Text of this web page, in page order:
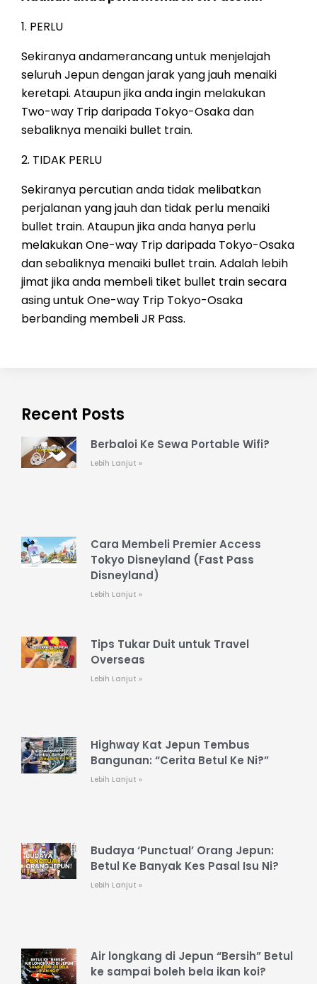
1. PERLU
Sekiranya andamerancang untuk menjelajah
seluruh Jepun dengan jarak yang jauh menaiki
keretapi. Ataupun jika anda ingin melakukan
Two-way Trip daripada Tokyo-Osaka dan
sebaliknya menaiki bullet train.
2. TIDAK PERLU
Sekiranya percutian anda tidak melibatkan
perjalanan yang jauh dan tidak perlu menaiki
bullet train. Ataupun jika anda hanya perlu
melakukan One-way Trip daripada Tokyo-Osaka
dan sebaliknya menaiki bullet train. Adalah lebih
jimat jika anda membeli tiket bullet train secara
asing untuk One-way Trip Tokyo-Osaka
berbanding membeli JR Pass.
Recent Posts
Berbaloi Ke Sewa Portable Wifi?
Lebih Lanjut »
Cara Membeli Premier Access
Tokyo Disneyland (Fast Pass
Disneyland)
Lebih Lanjut »
Tips Tukar Duit untuk Travel
Overseas
Lebih Lanjut »
Highway Kat Jepun Tembus
Bangunan: “Cerita Betul Ke Ni?”
Lebih Lanjut »
Budaya ‘Punctual’ Orang Jepun:
Betul Ke Banyak Kes Pasal Isu Ni?
Lebih Lanjut »
Air longkang di Jepun “Bersih” Betul
ke sampai boleh bela ikan koi?